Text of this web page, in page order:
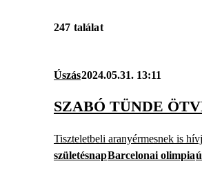
247 találat
Úszás2024.05.31. 13:11
SZABÓ TÜNDE
Tiszteletbeli aranyérmesnek is
születésnapBarcelonai olimpia